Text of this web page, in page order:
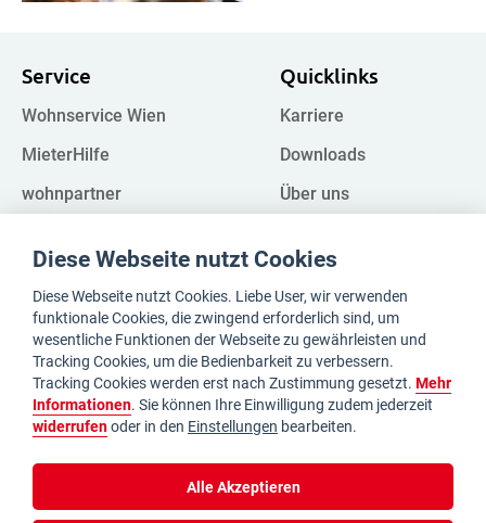
Service
Wohnservice Wien
MieterHilfe
wohnpartner
Impressum
Datenschutz
Quicklinks
Karriere
Downloads
Über uns
Register
Whistleblower
Kontakt
Paragonstraße 4
Wegbeschreibung
45 Tage
Diese Webseite nutzt Cookies
Diese Webseite nutzt Cookies. Liebe User, wir verwenden
funktionale Cookies, die zwingend erforderlich sind, um
wesentliche Funktionen der Webseite zu gewährleisten und
Tracking Cookies, um die Bedienbarkeit zu verbessern.
Tracking Cookies werden erst nach Zustimmung gesetzt. Mehr
Informationen. Sie können Ihre Einwilligung zudem jederzeit
widerrufenoder in den Einstellungen bearbeiten.
Alle Akzeptieren